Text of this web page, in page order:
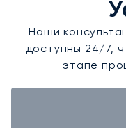
Наши
доступны 24/7,
этапе